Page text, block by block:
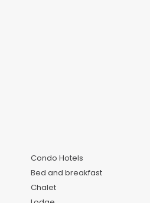
Condo Hotels
Bed and breakfast
Chalet